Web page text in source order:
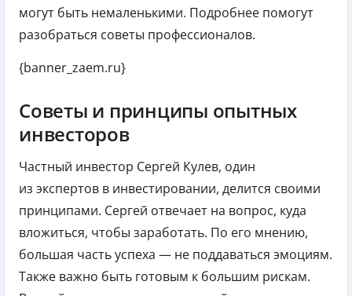
могут быть немаленькими. Подробнее помогут
разобраться советы профессионалов.
{banner_zaem.ru}
Советы и принципы опытных
инвесторов
Частный инвестор Сергей Кулев, один
из экспертов в инвестировании, делится своими
принципами. Сергей отвечает на вопрос, куда
вложиться, чтобы заработать. По его мнению,
большая часть успеха — не поддаваться эмоциям.
Также важно быть готовым к большим рискам.